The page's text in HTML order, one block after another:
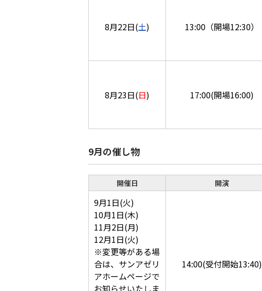
8月22日(土) 13:00（開場12:30）
8月23日(日) 17:00(開場16:00)
9月の催し物
開催日 開演
9月1日(火)
10月1日(木)
11月2日(月)
12月1日(火)
※変更等がある場
合は、サンアゼリ
アホームページで
14:00(受付開始13:40)